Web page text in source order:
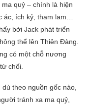
quỷ – chính là hiện
ích kỷ, tham lam…
bởi Jack phát triển
thể lên Thiên Đàng.
có một chỗ nương
chối.
theo nguồn gốc nào,
tránh xa ma quỷ,